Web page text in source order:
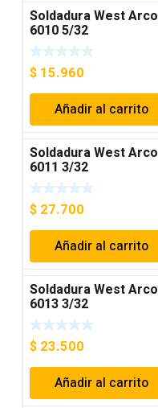
Soldadura West Arco
6010 5/32
$ 15.960
Añadir al carrito
Soldadura West Arco
6011 3/32
$ 27.700
Añadir al carrito
Soldadura West Arco
6013 3/32
$ 23.500
Añadir al carrito